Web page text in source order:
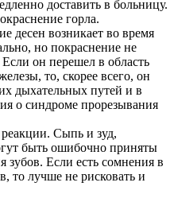
доставить в больницу.
горла.
десен возникает во время
но покраснение не
он перешел в область
то, скорее всего, он
дыхательных путей и в
о синдроме прорезывания
Сыпь и зуд,
быть ошибочно приняты
зубов. Если есть сомнения в
то лучше не рисковать и